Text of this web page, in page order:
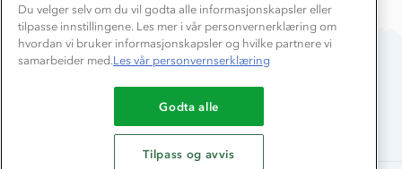
Du betaler enkelt med
Du velger selv om du vil godta alle informasjonskapsler eller
tilpasse innstillingene. Les mer i vår personvernerklæring om
hvordan vi bruker informasjonskapsler og hvilke partnere vi
samarbeider med.Les vår personvernserklæring
Godta alle
Tilpass og avvis